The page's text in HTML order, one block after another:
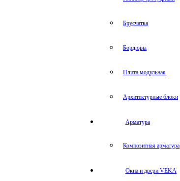
Брусчатка
Бордюры
Плита модульная
Архитектурные блоки
Арматура
Композитная арматура
Окна и двери VEKA